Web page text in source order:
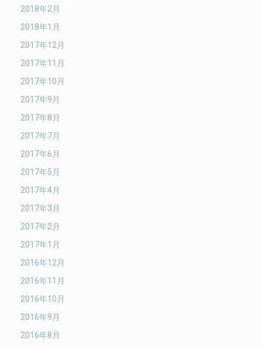
2018年2月
2018年1月
2017年12月
2017年11月
2017年10月
2017年9月
2017年8月
2017年7月
2017年6月
2017年5月
2017年4月
2017年3月
2017年2月
2017年1月
2016年12月
2016年11月
2016年10月
2016年9月
2016年8月